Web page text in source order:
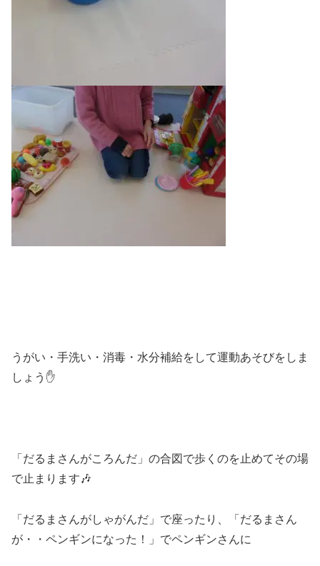
うがい・手洗い・消毒・水分補給をして運動あそびをしま
しょう✋
「だるまさんがころんだ」の合図で歩くのを止めてその場
で止まります🎶
「だるまさんがしゃがんだ」で座ったり、「だるまさん
が・・ペンギンになった！」でペンギンさんに